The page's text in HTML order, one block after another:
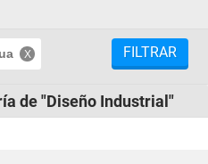
FILTRAR
de "Diseño Industrial"